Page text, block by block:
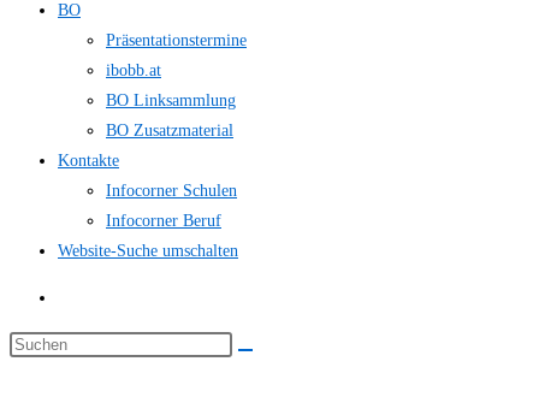
BO
Präsentationstermine
ibobb.at
BO Linksammlung
BO Zusatzmaterial
Kontakte
Infocorner Schulen
Infocorner Beruf
Website-Suche umschalten